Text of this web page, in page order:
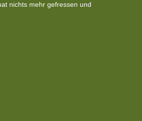
nichts mehr gefressen und